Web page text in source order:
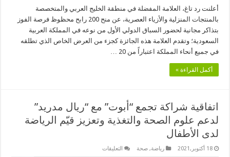
للسباق
المرتقب
في
جدة
مغلقة
أعلنت رد تاغ، العلامة المفضلة في منطقة الخليج العربي والمتخصصة
بالمنتجات المنزلية والأزياء العصرية، عن منح 200 رابح محظوظ فرصة الفوز
بتذاكر مجانية لحضور السباق الدولي الأول من نوعه في المملكة العربية
السعودية؛ وتقدم العلامة هذه الجائزة كجزء من العرض الخاص الذي تطلقه
في جميع أنحاء المملكة اعتباراً من 20 …
أكمل القراءة »
اتفاقية شراكة تجمع “أبوت” مع “ريال مدريد”
لدعم علوم الصحة والتغذية وتعزيز قيّم الرياضة
لدى الأطفال
18 أكتوبر,2021 رياضة, صحة التعليقاتعلى